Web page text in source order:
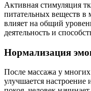
Активная стимуляция
питательных веществ
влияет на общий
деятельность и
Нормализация
После массажа у
улучшается настроение